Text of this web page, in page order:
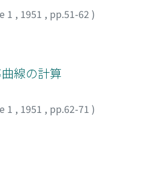
1 , 1951 , pp.51-62 )
線の計算
1 , 1951 , pp.62-71 )